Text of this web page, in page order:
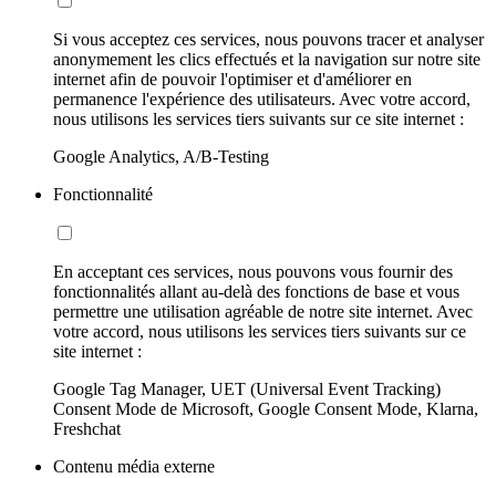
Si vous acceptez ces services, nous pouvons tracer et analyser
anonymement les clics effectués et la navigation sur notre site
internet afin de pouvoir l'optimiser et d'améliorer en
permanence l'expérience des utilisateurs. Avec votre accord,
nous utilisons les services tiers suivants sur ce site internet :
Google Analytics, A/B-Testing
Fonctionnalité
En acceptant ces services, nous pouvons vous fournir des
fonctionnalités allant au-delà des fonctions de base et vous
permettre une utilisation agréable de notre site internet. Avec
votre accord, nous utilisons les services tiers suivants sur ce
site internet :
Google Tag Manager, UET (Universal Event Tracking)
Consent Mode de Microsoft, Google Consent Mode, Klarna,
Freshchat
Contenu média externe